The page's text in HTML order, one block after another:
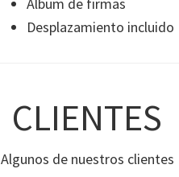
Desplazamiento incluido
CLIENTES
Algunos de nuestros clientes